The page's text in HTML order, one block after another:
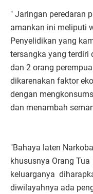
" Jaringan peredaran
amankan ini meliputi
Penyelidikan yang
tersangka yang terdiri
dan 2 orang
dikarenakan faktor
dengan
dan menambah
"Bahaya laten
khususnya Orang
keluarganya
diwilayahnya ada